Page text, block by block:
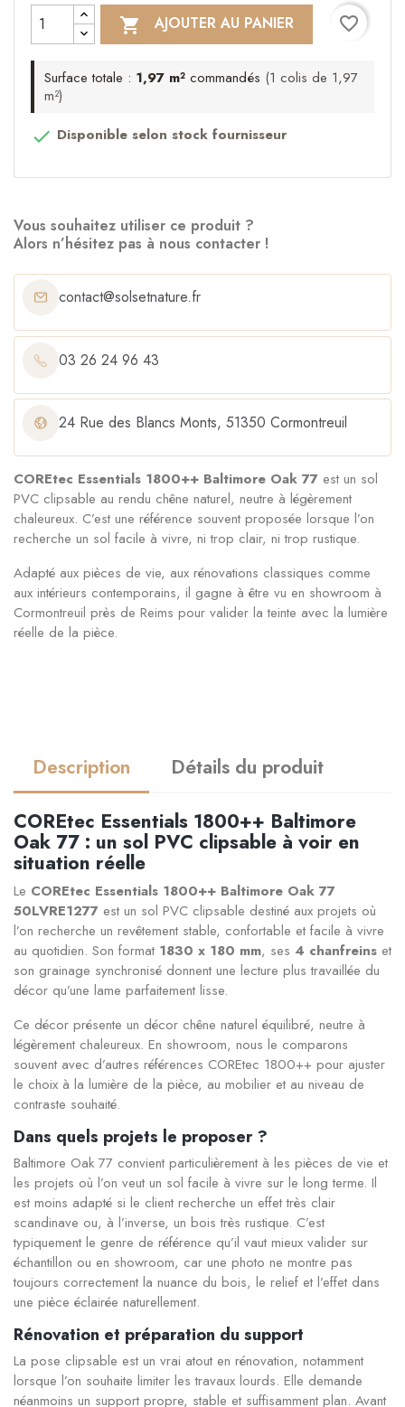
 AJOUTER AU PANIER favorite_border
Surface totale : 1,97 m²commandés (1 colis de 1,97
m²)
 Disponible selon stock fournisseur
Vous souhaitez utiliser ce produit ?
Alors n’hésitez pas à nous contacter !
contact@solsetnature.fr
03 26 24 96 43
24 Rue des Blancs Monts, 51350 Cormontreuil
COREtec Essentials 1800++ Baltimore Oak 77 est un sol
PVC clipsable au rendu chêne naturel, neutre à légèrement
chaleureux. C’est une référence souvent proposée lorsque l’on
recherche un sol facile à vivre, ni trop clair, ni trop rustique.
Adapté aux pièces de vie, aux rénovations classiques comme
aux intérieurs contemporains, il gagne à être vu en showroom à
Cormontreuil près de Reims pour valider la teinte avec la lumière
réelle de la pièce.
Description Détails du produit
COREtec Essentials 1800++ Baltimore
Oak 77 : un sol PVC clipsable à voir en
situation réelle
Le COREtec Essentials 1800++ Baltimore Oak 77
50LVRE1277 est un sol PVC clipsable destiné aux projets où
l’on recherche un revêtement stable, confortable et facile à vivre
au quotidien. Son format 1830 x 180 mm, ses 4 chanfreins et
son grainage synchronisé donnent une lecture plus travaillée du
décor qu’une lame parfaitement lisse.
Ce décor présente un décor chêne naturel équilibré, neutre à
légèrement chaleureux. En showroom, nous le comparons
souvent avec d’autres références COREtec 1800++ pour ajuster
le choix à la lumière de la pièce, au mobilier et au niveau de
contraste souhaité.
Dans quels projets le proposer ?
Baltimore Oak 77 convient particulièrement à les pièces de vie et
les projets où l’on veut un sol facile à vivre sur le long terme. Il
est moins adapté si le client recherche un effet très clair
scandinave ou, à l’inverse, un bois très rustique. C’est
typiquement le genre de référence qu’il vaut mieux valider sur
échantillon ou en showroom, car une photo ne montre pas
toujours correctement la nuance du bois, le relief et l’effet dans
une pièce éclairée naturellement.
Rénovation et préparation du support
La pose clipsable est un vrai atout en rénovation, notamment
lorsque l’on souhaite limiter les travaux lourds. Elle demande
néanmoins un support propre, stable et suffisamment plan. Avant